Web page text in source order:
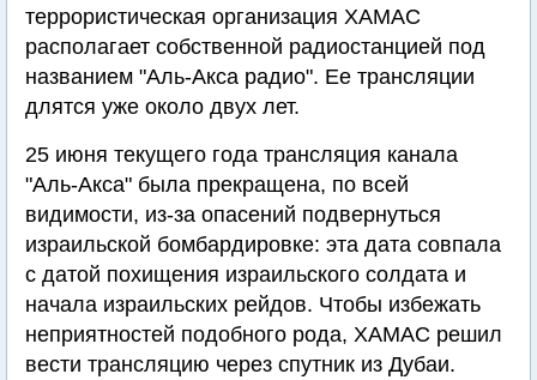
террористическая организация ХАМАС
располагает собственной радиостанцией под
названием "Аль-Акса радио". Ее трансляции
длятся уже около двух лет.
25 июня текущего года трансляция канала
"Аль-Акса" была прекращена, по всей
видимости, из-за опасений подвернуться
израильской бомбардировке: эта дата совпала
с датой похищения израильского солдата и
начала израильских рейдов. Чтобы избежать
неприятностей подобного рода, ХАМАС решил
вести трансляцию через спутник из Дубаи.